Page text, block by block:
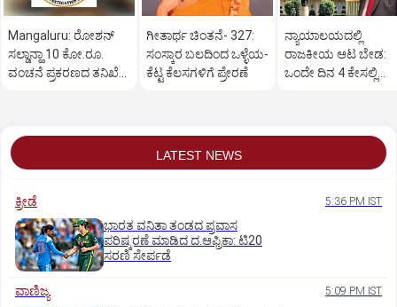
Mangaluru: ರೋಶನ್‌
ಸಲ್ಡಾನ್ಹಾ 10 ಕೋ.ರೂ.
ವಂಚನೆ ಪ್ರಕರಣದ ತನಿಖೆ
ಗೀತಾರ್ಥ ಚಿಂತನೆ- 327:
ಸಂಸ್ಕಾರ ಬಲದಿಂದ ಒಳ್ಳೆಯ-
ಕೆಟ್ಟ ಕೆಲಸಗಳಿಗೆ ಪ್ರೇರಣೆ
ನ್ಯಾಯಾಲಯದಲ್ಲಿ
ರಾಜಕೀಯ ಆಟ ಬೇಡ:
ಒಂದೇ ದಿನ 4 ಕೇಸಲ್ಲಿ
LATEST NEWS
ಕ್ರೀಡೆ 5:36 PM IST
ಭಾರತ ವನಿತಾ ತಂಡದ ಪ್ರವಾಸ
ಪರಿಷ್ಕರಣೆ ಮಾಡಿದ ದ.ಆಫ್ರಿಕಾ: ಟಿ20
ಸರಣಿ ಸೇರ್ಪಡೆ
ವಾಣಿಜ್ಯ 5:09 PM IST